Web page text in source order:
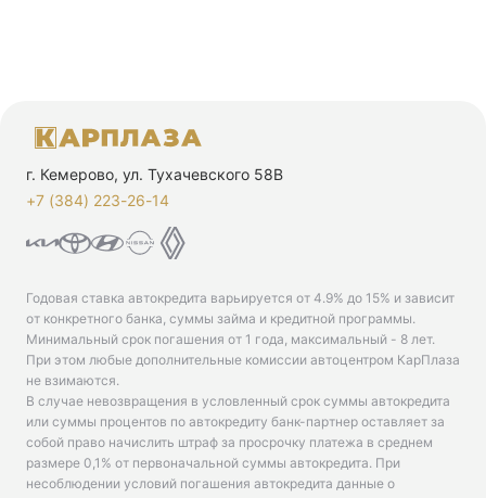
г. Кемерово, ул. Тухачевского 58В
+7 (384) 223-26-14‬
Годовая ставка автокредита варьируется от 4.9% до 15% и зависит
от конкретного банка, суммы займа и кредитной программы.
Минимальный срок погашения от 1 года, максимальный - 8 лет.
При этом любые дополнительные комиссии автоцентром КарПлаза
не взимаются.
В случае невозвращения в условленный срок суммы автокредита
или суммы процентов по автокредиту банк-партнер оставляет за
собой право начислить штраф за просрочку платежа в среднем
размере 0,1% от первоначальной суммы автокредита. При
несоблюдении условий погашения автокредита данные о